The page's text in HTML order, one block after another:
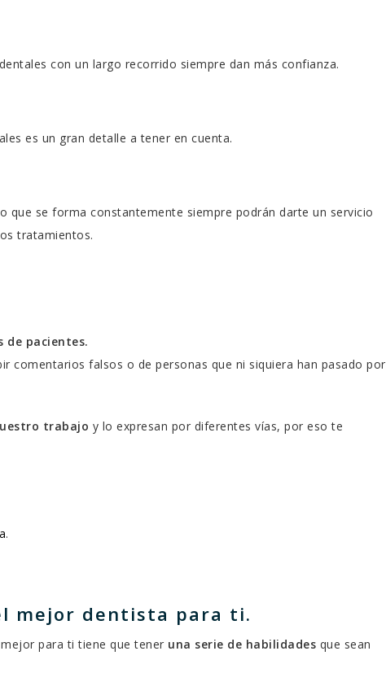
con un largo recorrido siempre dan más confianza.
es un gran detalle a tener en cuenta.
que se forma constantemente siempre podrán darte un servicio
tratamientos.
de pacientes.
comentarios falsos o de personas que ni siquiera han pasado por
trabajo y lo expresan por diferentes vías, por eso te
.
mejor dentista para ti.
para ti tiene que tener una serie de habilidades que sean